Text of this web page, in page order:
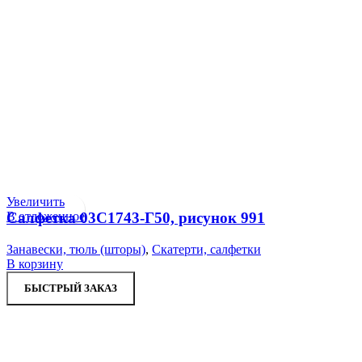
Увеличить
В отложенное
Салфетка 03С1743-Г50, рисунок 991
Занавески, тюль (шторы), Скатерти, салфетки
В корзину
БЫСТРЫЙ ЗАКАЗ